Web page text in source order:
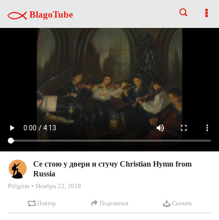
BlagoTube
Се стою у двери и стучу Christian Hymn from
Russia
Piligrim Ноябрь 22, 2018
Повтор Поделиться Скачать